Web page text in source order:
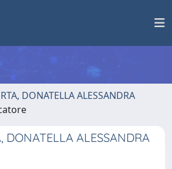
DONATELLA ALESSANDRA
DONATELLA ALESSANDRA